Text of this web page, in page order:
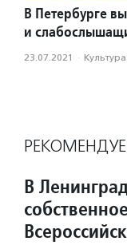
В Петербурге
и
23.07.2021 ·
В